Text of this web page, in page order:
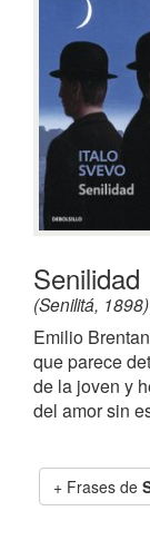
Senilidad
(Senilitá, 1898)
Emilio
que parece
de la joven y
del amor sin
Frases de